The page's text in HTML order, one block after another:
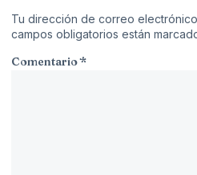
Tu dirección de correo
campos obligatorios están
Comentario*